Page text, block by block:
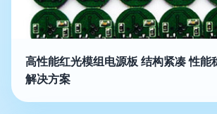
高性能红光模组电源板 结构紧凑 性能
解决方案